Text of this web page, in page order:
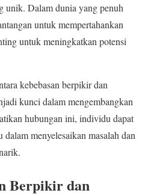
unik. Dalam dunia yang penuh
untuk mempertahankan
untuk meningkatkan potensi
kebebasan berpikir dan
kunci dalam mengembangkan
hubungan ini, individu dapat
menyelesaikan masalah dan
Berpikir dan